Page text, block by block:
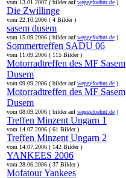
vom 13.01.2007 ( bilder aufweggefoehnt.de )
Die Zwillinge
vom 22.10.2006 ( 4 Bilder )
sasem dusem
vom 15.09.2006 ( bilder aufweggefoehnt.de )
Sommertreffen SADU 06
vom 11.09.2006 ( 115 Bilder )
Motorradtreffen des MF Sasem
Dusem
vom 09.09.2006 ( bilder aufweggefoehnt.de )
Motorradtreffen des MF Sasem
Dusem
vom 08.09.2006 ( bilder aufweggefoehnt.de )
Treffen Minzent Ungarn 1
vom 14.07.2006 ( 61 Bilder )
Treffen Minzent Ungarn 2
vom 14.07.2006 ( 142 Bilder )
YANKEES 2006
vom 28.06.2006 ( 37 Bilder )
Mofatour Yankees